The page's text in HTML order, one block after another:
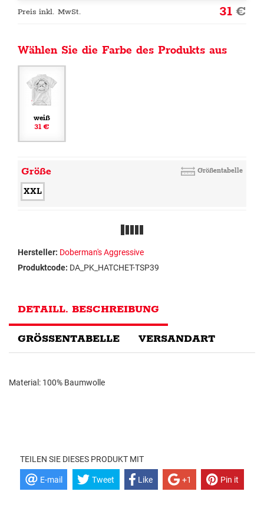
Preis inkl. MwSt. 31€
Wählen Sie die Farbe des Produkts aus
weiß
31 €
Größe Größentabelle
XXL
Hersteller: Doberman's Aggressive
Produktcode: DA_PK_HATCHET-TSP39
DETAILL. BESCHREIBUNG
GRÖSSENTABELLE VERSANDART
Material: 100% Baumwolle
TEILEN SIE DIESES PRODUKT MIT
E-mail Tweet Like +1 Pin it